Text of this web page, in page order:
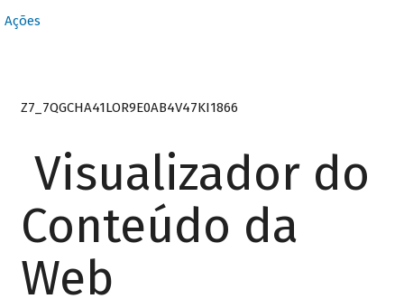
Ações
Z7_7QGCHA41LOR9E0AB4V47KI1866
Visualizador do
Conteúdo da
Web